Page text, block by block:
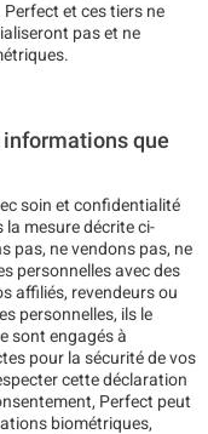
et ces tiers ne
pas et ne
que
soin et confidentialité
mesure décrite ci-
pas, ne vendons pas, ne
personnelles avec des
affiliés, revendeurs ou
personnelles, ils le
sont engagés à
pour la sécurité de vos
cette déclaration
Perfect peut
biométriques,